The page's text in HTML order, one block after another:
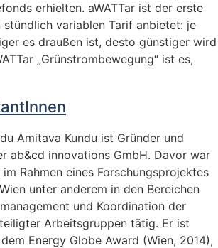
erhielten. aWATTar ist der erste
stündlich variablen Tarif anbietet: je
es draußen ist, desto günstiger wird
„Grünstrombewegung“ ist es,
Amitava Kundu ist Gründer und
ab&cd innovations GmbH. Davor war
Rahmen eines Forschungsprojektes
unter anderem in den Bereichen
und Koordination der
Arbeitsgruppen tätig. Er ist
Energy Globe Award (Wien, 2014),